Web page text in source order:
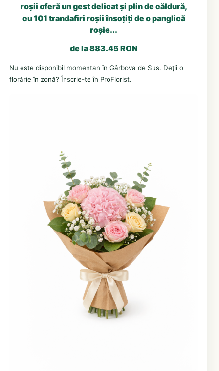
roșii oferă un gest delicat și plin de căldură,
cu 101 trandafiri roșii însoțiți de o panglică
roșie...
de la 883.45 RON
Nu este disponibil momentan în Gârbova de Sus. Deții o
florărie în zonă? Înscrie-te în ProFlorist.